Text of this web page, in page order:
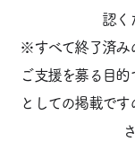
認く
​※すべて終了済み
ご支援を募る目
としての掲載で